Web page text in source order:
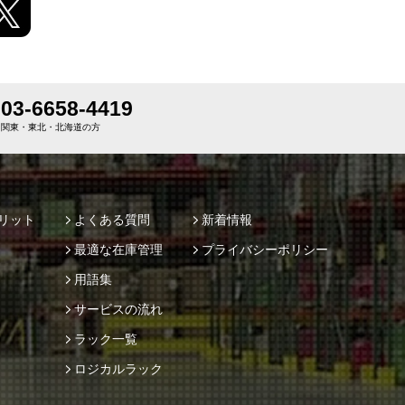
03-6658-4419
関東・東北・北海道の方
ット よくある質問
最適な在庫管理
用語集
サービスの流れ
ラック一覧
ロジカルラック
新着情報
プライバシーポリシー